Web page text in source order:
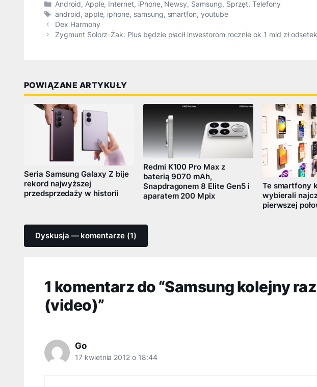
Kategorie
Android, Apple, Internet, iPhone, Newsy, Samsung, Sprzęt,Telefony
Tagi
android, apple, iphone, samsung, smartfon,youtube
Dex Harmony
Zygmunt Solorz-Żak: Plus będzie płacił inwestorom rocznie ok 1 mld zł odsetek
POWIĄZANE ARTYKUŁY
Seria Samsung Galaxy Z bije
rekord najwyższej
przedsprzedaży w historii
Redmi K100 Pro Max z
baterią 9070 mAh,
Snapdragonem 8 Elite Gen5 i
aparatem 200 Mpix
Te smartfony
wybierali
pierwszej
Dyskusja — komentarze (1)
1 komentarz do “Samsung kolejny
(video)”
Go
17 kwietnia 2012 o 18:44